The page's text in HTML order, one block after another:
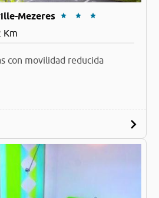
Mezeres
Km
con movilidad reducida